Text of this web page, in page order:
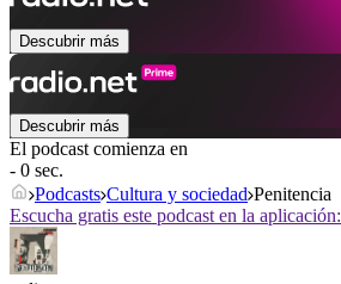
Descubrir más
Descubrir más
El podcast comienza en
- 0 sec.
Podcasts Cultura y sociedad Penitencia
Escucha gratis este podcast en la aplicación: